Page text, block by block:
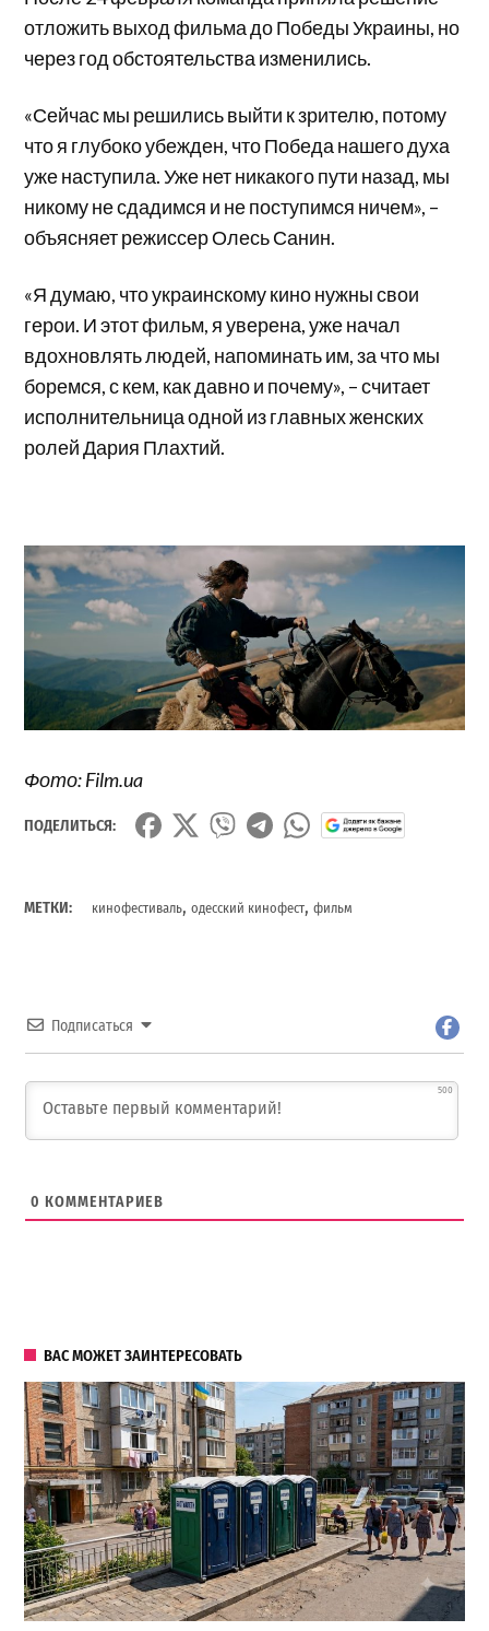
отложить выход фильма до Победы Украины, но
через год обстоятельства изменились.
«Сейчас мы решились выйти к зрителю, потому
что я глубоко убежден, что Победа нашего духа
уже наступила. Уже нет никакого пути назад, мы
никому не сдадимся и не поступимся ничем», –
объясняет режиссер Олесь Санин.
«Я думаю, что украинскому кино нужны свои
герои. И этот фильм, я уверена, уже начал
вдохновлять людей, напоминать им, за что мы
боремся, с кем, как давно и почему», – считает
исполнительница одной из главных женских
ролей Дария Плахтий.
Фото: Film.ua
ПОДЕЛИТЬСЯ:
МЕТКИ: кинофестиваль,одесский кинофест,фильм
Подписаться
500
0 КОММЕНТАРИЕВ
ВАС МОЖЕТ ЗАИНТЕРЕСОВАТЬ